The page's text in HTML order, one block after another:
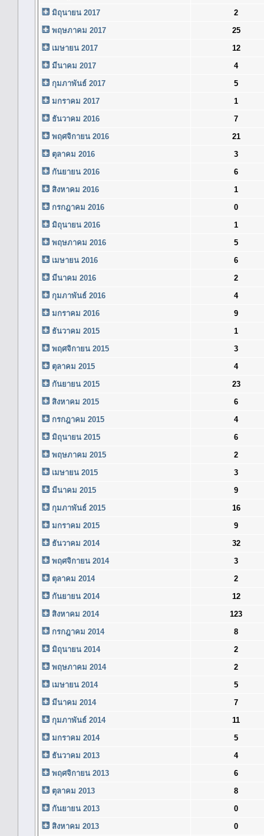
มิถุนายน 2017
2
พฤษภาคม 2017
25
เมษายน 2017
12
มีนาคม 2017
4
กุมภาพันธ์ 2017
5
มกราคม 2017
1
ธันวาคม 2016
7
พฤศจิกายน 2016
21
ตุลาคม 2016
3
กันยายน 2016
6
สิงหาคม 2016
1
กรกฎาคม 2016
0
มิถุนายน 2016
1
พฤษภาคม 2016
5
เมษายน 2016
6
มีนาคม 2016
2
กุมภาพันธ์ 2016
4
มกราคม 2016
9
ธันวาคม 2015
1
พฤศจิกายน 2015
3
ตุลาคม 2015
4
กันยายน 2015
23
สิงหาคม 2015
6
กรกฎาคม 2015
4
มิถุนายน 2015
6
พฤษภาคม 2015
2
เมษายน 2015
3
มีนาคม 2015
9
กุมภาพันธ์ 2015
16
มกราคม 2015
9
ธันวาคม 2014
32
พฤศจิกายน 2014
3
ตุลาคม 2014
2
กันยายน 2014
12
สิงหาคม 2014
123
กรกฎาคม 2014
8
มิถุนายน 2014
2
พฤษภาคม 2014
2
เมษายน 2014
5
มีนาคม 2014
7
กุมภาพันธ์ 2014
11
มกราคม 2014
5
ธันวาคม 2013
4
พฤศจิกายน 2013
6
ตุลาคม 2013
8
กันยายน 2013
0
สิงหาคม 2013
0